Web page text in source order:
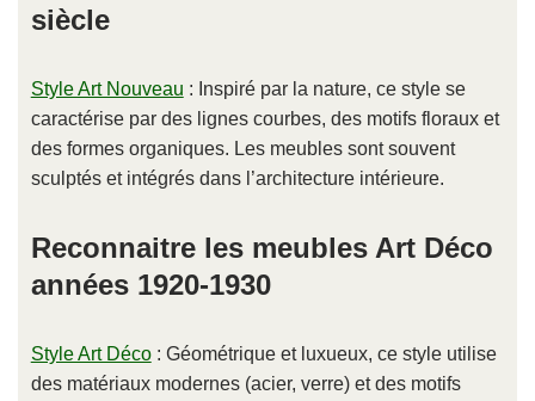
siècle
Style Art Nouveau : Inspiré par la nature, ce style se
caractérise par des lignes courbes, des motifs floraux et
des formes organiques. Les meubles sont souvent
sculptés et intégrés dans l’architecture intérieure.
Reconnaitre les meubles Art Déco
années 1920-1930
Style Art Déco: Géométrique et luxueux, ce style utilise
des matériaux modernes (acier, verre) et des motifs